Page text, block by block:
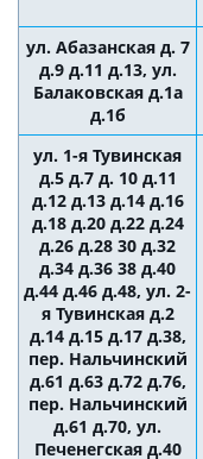
ул. Абазанская д. 7
д.9 д.11 д.13, ул.
Балаковская д.1а
д.1б
ул. 1-я Тувинская
д.5 д.7 д. 10 д.11
д.12 д.13 д.14 д.16
д.18 д.20 д.22 д.24
д.26 д.28 30 д.32
д.34 д.36 38 д.40
д.44 д.46 д.48, ул. 2-
я Тувинская д.2
д.14 д.15 д.17 д.38,
пер. Нальчинский
д.61 д.63 д.72 д.76,
пер. Нальчинский
д.61 д.70, ул.
Печенегская д.40